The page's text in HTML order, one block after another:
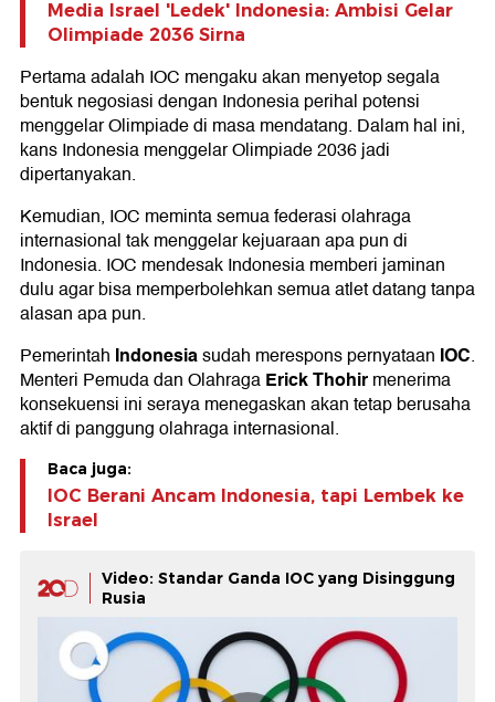
Media Israel 'Ledek' Indonesia: Ambisi Gelar
Olimpiade 2036 Sirna
Pertama adalah IOC mengaku akan menyetop segala
bentuk negosiasi dengan Indonesia perihal potensi
menggelar Olimpiade di masa mendatang. Dalam hal ini,
kans Indonesia menggelar Olimpiade 2036 jadi
dipertanyakan.
Kemudian, IOC meminta semua federasi olahraga
internasional tak menggelar kejuaraan apa pun di
Indonesia. IOC mendesak Indonesia memberi jaminan
dulu agar bisa memperbolehkan semua atlet datang tanpa
alasan apa pun.
Pemerintah Indonesiasudah merespons pernyataan IOC.
Menteri Pemuda dan OlahragaErick Thohirmenerima
konsekuensi ini seraya menegaskan akan tetap berusaha
aktif di panggung olahraga internasional.
Baca juga:
IOC Berani Ancam Indonesia, tapi Lembek ke
Israel
Video: Standar Ganda IOC yang Disinggung
Rusia